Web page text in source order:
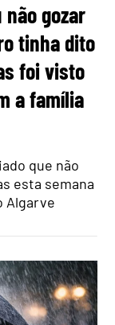
gozar
tinha dito
foi visto
a família
que não
esta semana
Algarve